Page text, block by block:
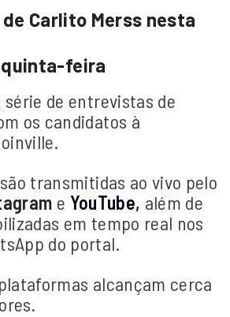
Carlito Merss nesta
quinta-feira
série de entrevistas de
os candidatos à
transmitidas ao vivo pelo
e YouTube, além de
em tempo real nos
do portal.
alcançam cerca